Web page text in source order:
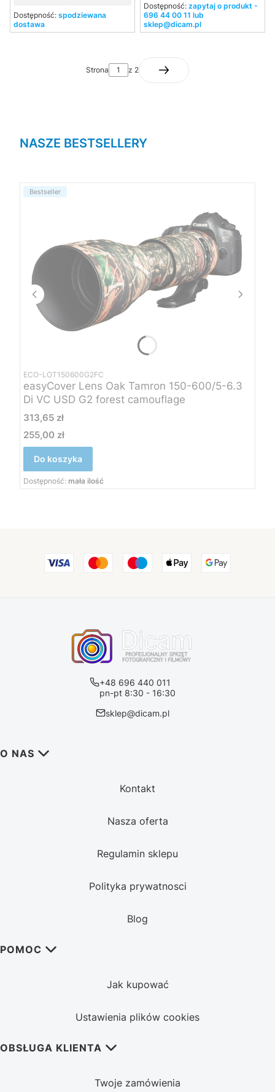
Dostępność: spodziewana
dostawa
Dostępność: zapytaj o produkt -
696 44 00 11 lub
sklep@dicam.pl
Strona z 2
NASZE BESTSELLERY
Bestseller
ECO-LOT150600G2FC
easyCover Lens Oak Tamron 150-600/5-6.3
Di VC USD G2 forest camouflage
Cena
313,65 zł
Cena
255,00 zł
Do koszyka
Dostępność: mała ilość
+48 696 440 011
pn-pt 8:30 - 16:30
sklep@dicam.pl
Linki w stopce
O NAS
Kontakt
Nasza oferta
Regulamin sklepu
Polityka prywatnosci
Blog
POMOC
Jak kupować
Ustawienia plików cookies
OBSŁUGA KLIENTA
Twoje zamówienia